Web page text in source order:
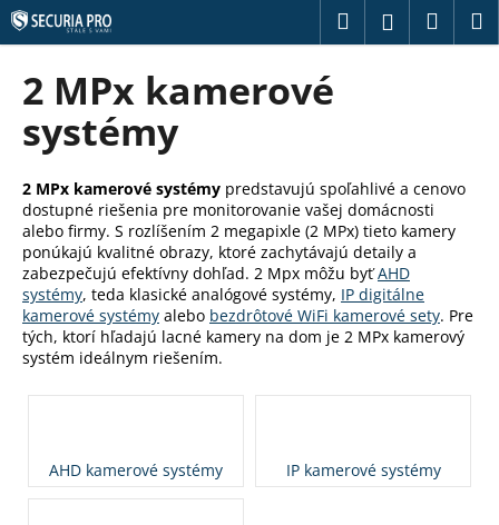
Prejsť
na
obsah
Hľadať
2 MPx kamerové
systémy
2 MPx kamerové systémy predstavujú spoľahlivé a cenovo
dostupné riešenia pre monitorovanie vašej domácnosti
alebo firmy. S rozlíšením 2 megapixle (2 MPx) tieto kamery
ponúkajú kvalitné obrazy, ktoré zachytávajú detaily a
zabezpečujú efektívny dohľad. 2 Mpx môžu byťAHD
systémy, teda klasické analógové systémy, IP digitálne
kamerové systémy alebo bezdrôtové WiFi kamerové sety. Pre
tých, ktorí hľadajú lacné kamery na dom je 2 MPx kamerový
systém ideálnym riešením.
AHD kamerové systémy IP kamerové systémy
K
o
Č
o
p
o
t
r
e
b
u
n